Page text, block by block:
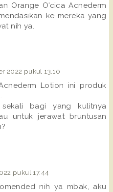
Orange O'cica Acnederm
ke mereka yang
nih ya.
2022 pukul 13.10
Lotion ini produk
sekali bagi yang kulitnya
untuk jerawat bruntusan
pukul 17.44
nih ya mbak, aku